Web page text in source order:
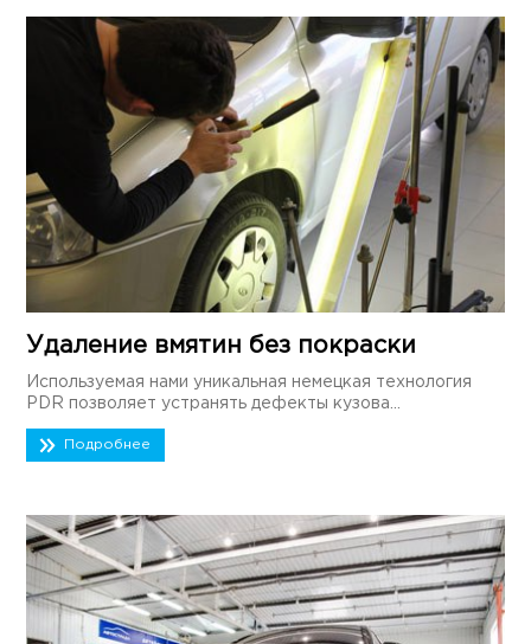
Удаление вмятин без покраски
Используемая нами уникальная немецкая технология
PDR позволяет устранять дефекты кузова...
Подробнее